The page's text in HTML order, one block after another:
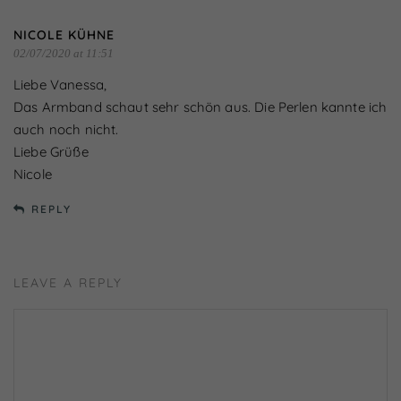
NICOLE KÜHNE
02/07/2020 at 11:51
Liebe Vanessa,
Das Armband schaut sehr schön aus. Die Perlen kannte ich
auch noch nicht.
Liebe Grüße
Nicole
REPLY
LEAVE A REPLY
Essenzielle Cookies ermöglichen grundlegende
Funktionen und sind für die einwandfreie Funktion der
Externe Medien (7)
Inhalte von Videoplattformen und Social-Media-
mehr.